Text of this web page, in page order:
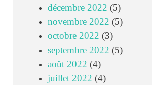
décembre 2022 (5)
novembre 2022 (5)
octobre 2022 (3)
septembre 2022 (5)
août 2022 (4)
juillet 2022 (4)